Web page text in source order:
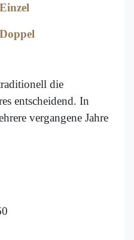
die
entscheidend. In
vergangene Jahre